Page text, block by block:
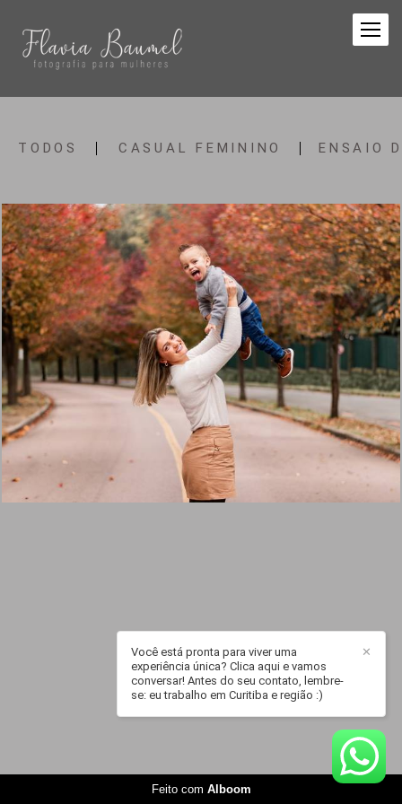
TODOS CASUAL FEMININO ENSAIO
1473 14
✕
Você está pronta para viver uma
experiência única? Clica aqui e vamos
conversar! Antes do seu contato, lembre-
se: eu trabalho em Curitiba e região :)
Feito com Alboom